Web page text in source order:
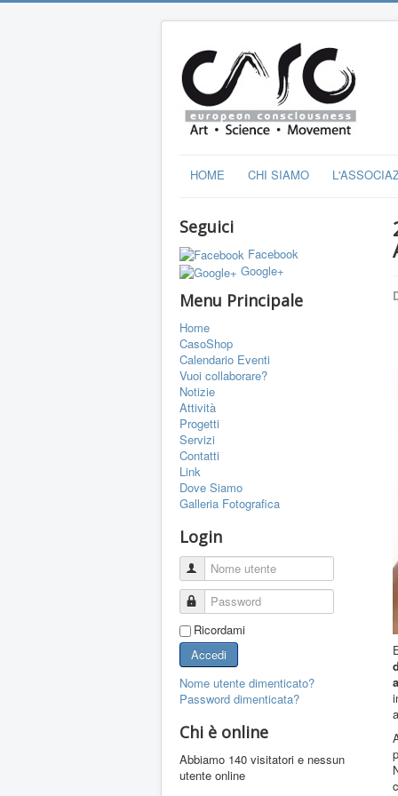
HOME CHI SIAMO
Seguici
Facebook
Google+
Menu Principale
Home
CasoShop
Calendario Eventi
Vuoi collaborare?
Notizie
Attività
Progetti
Servizi
Contatti
Link
Dove Siamo
Galleria Fotografica
Login
Nome utente
Password
Ricordami
Accedi
Nome utente dimenticato?
Password dimenticata?
Chi è online
Abbiamo 140 visitatori e nessun
utente online